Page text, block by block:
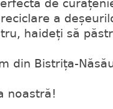
de
a
haideți să
din Bistrița-
noastră!